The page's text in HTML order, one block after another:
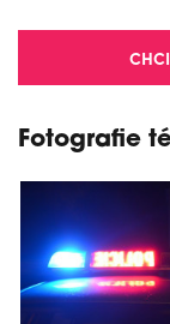
Fotografie